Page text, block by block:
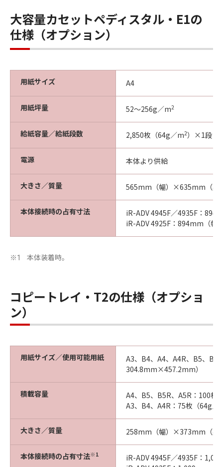
大容量カセットペディスタル・E1の
仕様（オプション）
用紙サイズ A4
用紙坪量 52～256g／m2
給紙容量／給紙段数 2,850枚（64g／m2）×1段
電源 本体より供給
大きさ／質量 565mm（幅）×635mm（奥
本体接続時の占有寸法
iR-ADV 4945F／4935F：
iR-ADV 4925F：894mm（
※1 本体装着時。
コピートレイ・T2の仕様（オプショ
ン）
用紙サイズ／使用可能用紙
A3、B4、A4、A4R、B5、
304.8mm×457.2mm）
積載容量
A4、B5、B5R、A5R：100枚
A3、B4、A4R：75枚（64g／
大きさ／質量 258mm（幅）×373mm（奥
本体接続時の占有寸法※1
iR-ADV 4945F／4935F：